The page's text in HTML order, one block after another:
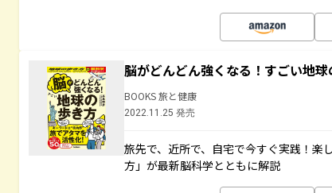
脳がどんどん強くなる！すごい地
BOOKS 旅と健康
2022.11.25 発売
旅先で、近所で、自宅で今すぐ実践！楽
方」が最新脳科学とともに解説